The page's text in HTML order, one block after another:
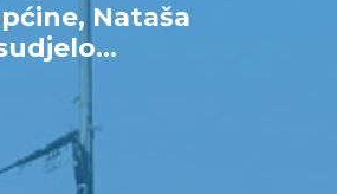
Nataša